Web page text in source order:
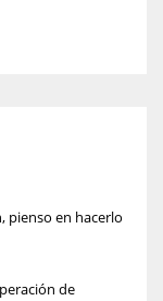
pienso en hacerlo
de